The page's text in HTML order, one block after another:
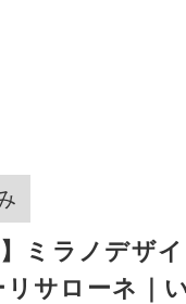
】ミラノデザ
サローネ｜